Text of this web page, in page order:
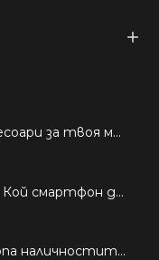
Търсиш качествени аксесоари за твоя модел? Как правилно да защитим новия си смартфон: Ръководство за аксесоари през 2026 г.
Подробно ръководство: Кой смартфон да купиш през 2026 г.?
OnePlus официално изчерпа наличностите си от телефони на основни пазари